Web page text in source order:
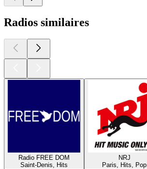
Radios similaires
Radio FREE DOM
Saint-Denis, Hits
NRJ
Paris, Hits, Pop